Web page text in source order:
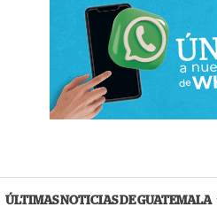
ÚLTIMAS NOTICIAS DE GUATEMALA